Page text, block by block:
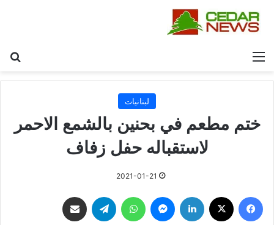
القائمة
لبنانيات
ختم مطعم في بحنين بالشمع الاحمر
لاستقباله حفل زفاف
2021-01-21
فيسبوك لينكدإن ماسنجر واتساب تيلقرام